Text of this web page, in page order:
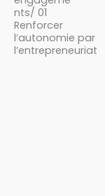
nts/ 01
Renforcer
l’autonomie par
l’entrepreneuriat